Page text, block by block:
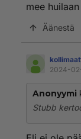
mee
Äänestä
2024-
Anonyymi
Stubb